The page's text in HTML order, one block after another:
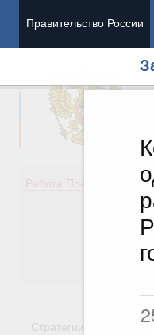
Правительство России
Работа Правительства
Стратегии